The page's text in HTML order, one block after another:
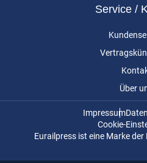
Service /
Über
Impressum
Cookie-
Eurailpress ist eine Marke